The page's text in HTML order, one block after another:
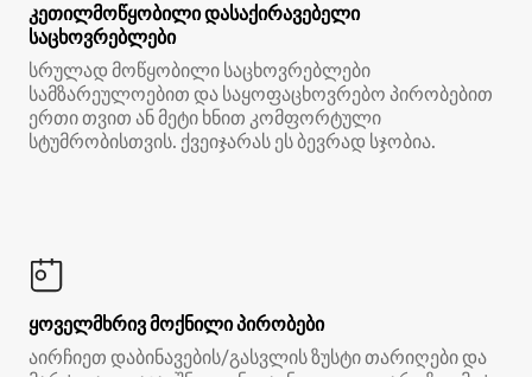
კეთილმოწყობილი დასაქირავებელი
საცხოვრებლები
სრულად მოწყობილი საცხოვრებლები
სამზარეულოებით და საყოფაცხოვრებო პირობებით
ერთი თვით ან მეტი ხნით კომფორტული
სტუმრობისთვის. ქვეიჯარას ეს ბევრად სჯობია.
ყოველმხრივ მოქნილი პირობები
აირჩიეთ დაბინავების/გასვლის ზუსტი თარიღები და